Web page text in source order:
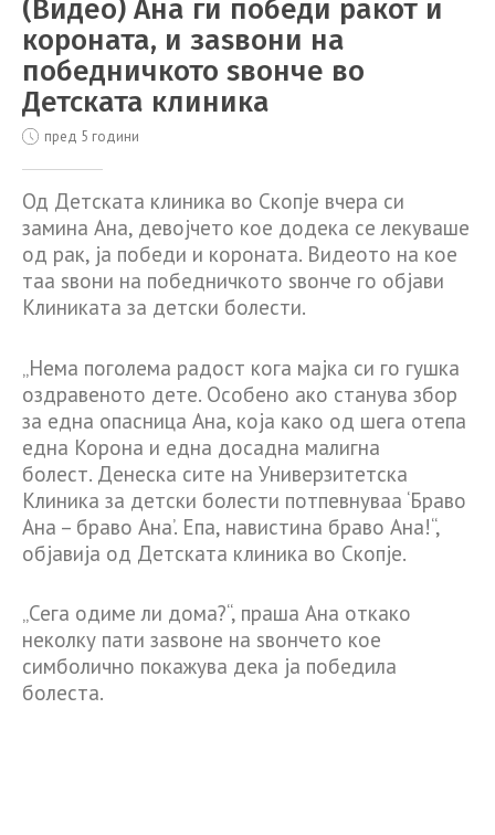
(Видео) Ана ги победи ракот и
короната, и заѕвони на
победничкото ѕвонче во
Детската клиника
пред 5 години
Од Детската клиника во Скопје вчера си
замина Ана, девојчето кое додека се лекуваше
од рак, ја победи и короната. Видеото на кое
таа ѕвони на победничкото ѕвонче го објави
Клиниката за детски болести.
„Нема поголема радост кога мајка си го гушка
оздравеното дете. Особено ако станува збор
за една опасница Ана, која како од шега отепа
една Корона и една досадна малигна
болест. Денеска сите на Универзитетска
Клиника за детски болести потпевнуваа ‘Браво
Ана – браво Ана’. Епа, навистина браво Ана!“,
објавија од Детската клиника во Скопје.
„Сега одиме ли дома?“, праша Ана откако
неколку пати заѕвоне на ѕвончето кое
симболично покажува дека ја победила
болеста.